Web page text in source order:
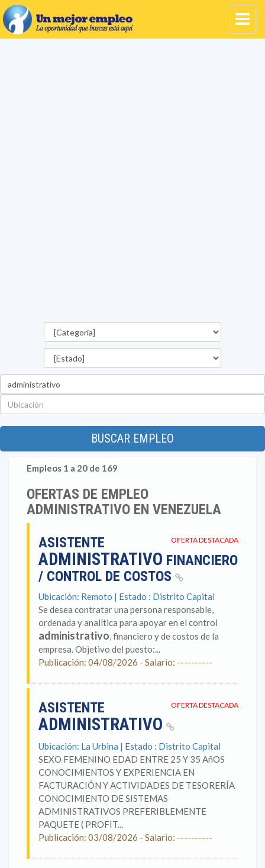
BUSCAR EMPLEO
Empleos 1 a 20 de 169
OFERTAS DE EMPLEO
ADMINISTRATIVO EN VENEZUELA
OFERTA DESTACADA
ASISTENTE
ADMINISTRATIVO FINANCIERO
/ CONTROL DE COSTOS
Ubicación: Remoto | Estado : Distrito Capital
Se desea contratar una persona responsable,
ordenada y analítica para apoyar en el control
administrativo, financiero y de costos de la
empresa. Objetivo del puesto:...
Publicación: 04/08/2026 - Salario: ----------
OFERTA DESTACADA
ASISTENTE
ADMINISTRATIVO
Ubicación: La Urbina | Estado : Distrito Capital
SEXO FEMENINO EDAD ENTRE 25 Y 35 AñOS
CONOCIMIENTOS Y EXPERIENCIA EN
FACTURACIÓN Y ACTIVIDADES DE TESORERÍA
CONOCIMIENTO DE SISTEMAS
ADMINISTRATIVOS PREFERIBLEMENTE
PAQUETE ( PROFIT...
Publicación: 03/08/2026 - Salario: ----------